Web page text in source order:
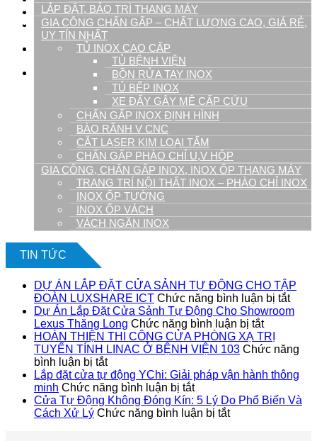
Tuyển Dụng
Liên hệ
09.1900.9128
Chưa có sản phẩm trong giỏ hàng.
LẮP ĐẶT, BẢO TRÌ THANG MÁY
GIA CÔNG CHẤN GẤP – CHẤT LƯỢNG CAO, GIÁ RẺ,
UY TÍN NHẤT
TỦ INOX CAO CẤP
TỦ BỆNH VIỆN
BỒN RỬA TAY INOX
TỦ BẾP INOX
XE ĐẨY GÂY MÊ CẤP CỨU
CHẤN GẤP INOX ĐỊNH HÌNH
BÀO RÃNH V CNC
CẮT LASER KIM LOẠI TẤM
CHẤN GẤP PHÀO CHỈ U,V HỘP
GIA CÔNG, CHẤN GẤP INOX, INOX ỐP THANG MÁY
TRANG TRÍ NỘI THẤT INOX – PHÀO CHỈ INOX
INOX ỐP TƯỜNG
INOX ỐP VÁCH
VÁCH NGĂN INOX
TIN TỨC
DỰ ÁN LẮP ĐẶT CỬA SẢNH TỰ ĐỘNG CHO TẬP
ĐOÀN LUXSHARE ICT Chức năng bình luận bị tắtở
DỰ
ĐẶT
Dự Án Lắp Đặt Cửa Sảnh Tự Động Cho Showroom
Lexus Thăng Long Chức năng bình luận bị tắtở
Dự
Án
Đặt
Sảnh
HOÀN THIỆN THI CÔNG CỬA PHÒNG XẠ TRỊ
TUYẾN TÍNH LINAC Ở BỆNH VIỆN 103 Chức năng
bình luận bị tắtở
HOÀN
THIỆN
THI
CÔNG
Lắp đặt cửa tự động YChi: Giải pháp vận hành thông
minh Chức năng bình luận bị tắtở
Lắp
đặt
Cửa Tự Động Không Đóng Kín: 5 Lý Do Phổ Biến Và
Cách Xử Lý Chức năng bình luận bị tắtở